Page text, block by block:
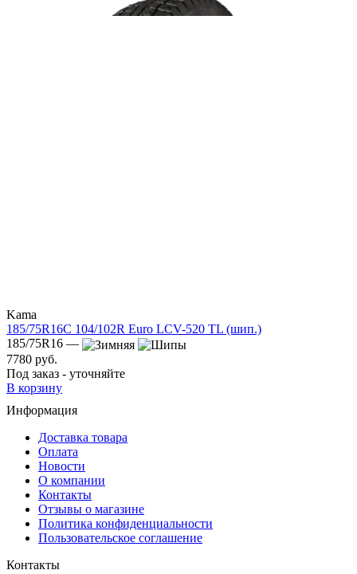
Kama
185/75R16C 104/102R Euro LCV-520 TL (шип.)
185/75R16 —
7780 руб.
Под заказ - уточняйте
В корзину
Информация
Доставка товара
Оплата
Новости
О компании
Контакты
Отзывы о магазине
Политика конфиденциальности
Пользовательское соглашение
Контакты